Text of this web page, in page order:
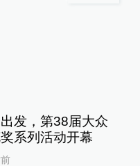
发，第38届大众
系列活动开幕